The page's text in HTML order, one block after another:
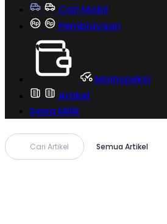
Cari Mobil
Pembiayaan
MoInspeksi
Artikel
Sewa Milik
Cari Artikel Semua Artikel